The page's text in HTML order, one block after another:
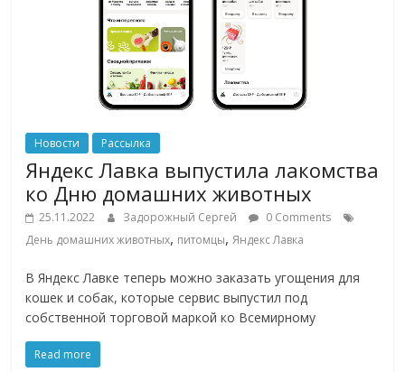
Новости Рассылка
Яндекс Лавка выпустила лакомства
ко Дню домашних животных
25.11.2022 Задорожный Сергей
0 Comments
День домашних животных, питомцы,Яндекс Лавка
В Яндекс Лавке теперь можно заказать угощения для
кошек и собак, которые сервис выпустил под
собственной торговой маркой ко Всемирному
Read more